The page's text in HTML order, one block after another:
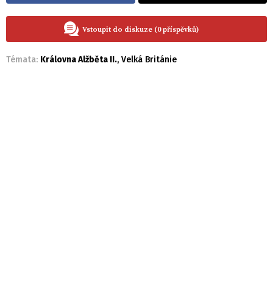
Vstoupit do diskuze (0 příspěvků)
Témata: Královna Alžběta II., Velká Británie